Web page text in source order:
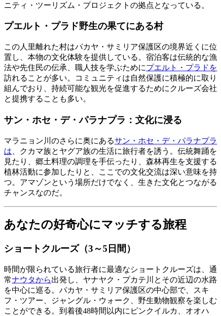
ニティ・ツーリズム・プロジェクトの拠点となっている。
プエルト・プラド野生の果てにある村
この人里離れた村はパカヤ・サミリア保護区の境界近くに位
置し、本物の文化体験を提供している。宿泊客は伝統的な漁
法や先住民の伝承、職人技を学ぶためにプエルト・プラドを
訪れることが多い。コミュニティは自然保護に積極的に取り
組んでおり、持続可能な観光を促進するためにクルーズ会社
と提携することも多い。
サン・ホセ・デ・パラナプラ：文化に浸る
マラニョン川のさらに奥にあるサン・ホセ・デ・パラナプラ
は 、クカマ族とヤグア族の生活に旅行者を誘う。伝統舞踊を
見たり、郷土料理の調理を手伝ったり、森林再生を支援する
植林活動に参加したりと、ここでの文化交流は深い意味を持
つ。アマゾンという場所だけでなく、生きた文化とつながる
チャンスなのだ。
あなたの好奇心にマッチする旅程
ショートクルーズ（3～5日間）
時間が限られている旅行者に最適なショートクルーズは、通
常ナウタから出発し、ヤナヤク・プカテ川とその近辺の水路
を中心に巡る。パカヤ・サミリア保護区の中心部で、スキ
フ・ツアー、ジャングル・ウォーク、野生動物観察を楽しむ
ことができる。到着後48時間以内にピンクイルカ、オオハ